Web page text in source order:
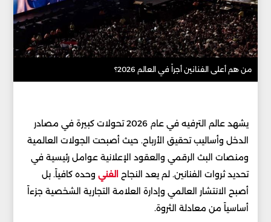
من هم أعلى الفنانين أجراً في العالم 2026؟
يشهد عالم الترفيه في عام 2026 تحولات كبيرة في مصادر
الدخل وأساليب تحقيق الأرباح. حيث أصبحت الجولات العالمية
ومنصات البث الرقمي والعقود الإعلانية عوامل رئيسية في
تحديد ثروات الفنانين. لم يعد النجاح
الفني وحده كافياً. بل
أصبح الانتشار العالمي وإدارة العلامة التجارية الشخصية جزءاً
أساسياً من معادلة الثروة.